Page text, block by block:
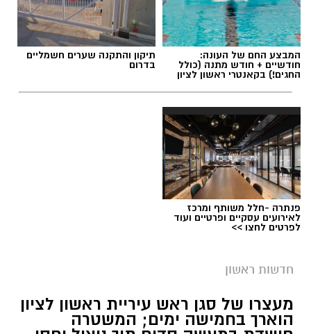
המבצע החם של העונה:
חודשיים + חודש מתנה (כולל
החגים!) בקאנטרי ראשון לציון
תיקון והתקנה שערים חשמליים
בדרום
פנתרה -חלל משותף ומרכז
לאירועים עסקיים ופרטיים ועוד
לפרטים לחצו >>
חדשות ראשון
מעצרו של סגן ראש עיריית ראשון לציון
הוארך בחמישה ימים; המשטרה